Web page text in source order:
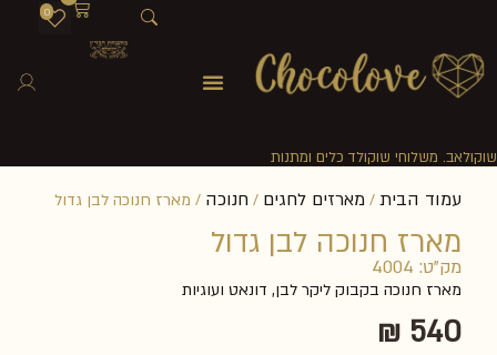
שוקולאב. משלוחי שוקולד כלים ומתנות
0
עמוד הבית / מארזים לחגים / חנוכה / מארז חנוכה לבן גדול
מארז חנוכה לבן גדול
מק"ט: 4004
מארז חנוכה בקבוק ליקר לבן, דונאט ועוגיות
₪540